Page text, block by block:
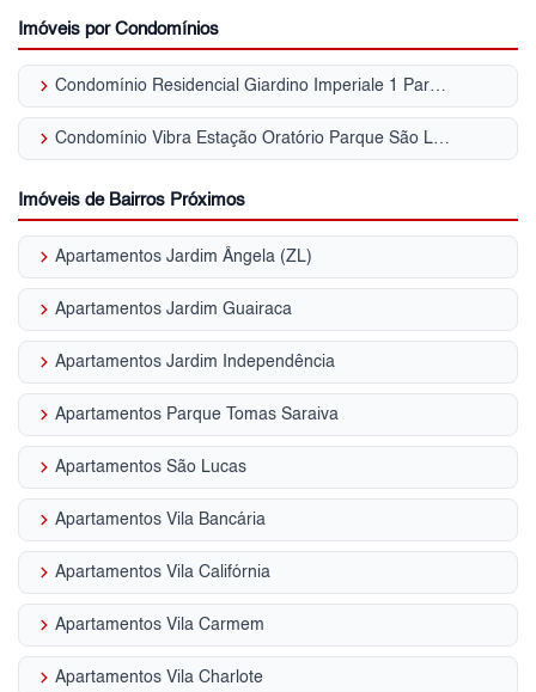
Imóveis por Condomínios
keyboard_arrow_right Condomínio Residencial Giardino Imperiale 1 Parque São Lucas
keyboard_arrow_right Condomínio Vibra Estação Oratório Parque São Lucas
Imóveis de Bairros Próximos
keyboard_arrow_right Apartamentos Jardim Ângela (ZL)
keyboard_arrow_right Apartamentos Jardim Guairaca
keyboard_arrow_right Apartamentos Jardim Independência
keyboard_arrow_right Apartamentos Parque Tomas Saraiva
keyboard_arrow_right Apartamentos São Lucas
keyboard_arrow_right Apartamentos Vila Bancária
keyboard_arrow_right Apartamentos Vila Califórnia
keyboard_arrow_right Apartamentos Vila Carmem
keyboard_arrow_right Apartamentos Vila Charlote